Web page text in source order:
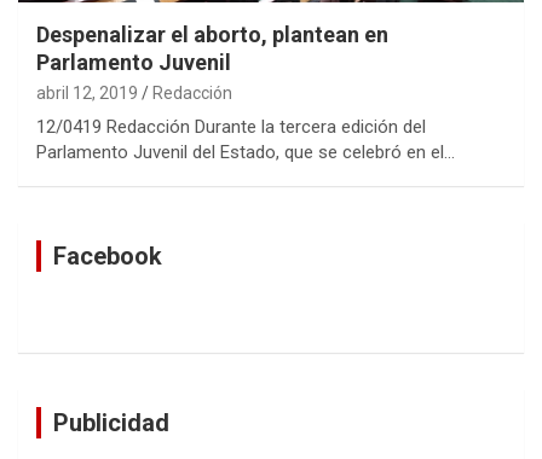
Despenalizar el aborto, plantean en
Parlamento Juvenil
abril 12, 2019 Redacción
12/0419 Redacción Durante la tercera edición del
Parlamento Juvenil del Estado, que se celebró en el…
Facebook
Publicidad